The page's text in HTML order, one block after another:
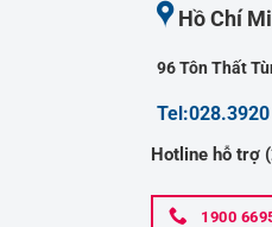
Hồ Chí
96 Tôn Thất
Hotline hỗ trợ
1900